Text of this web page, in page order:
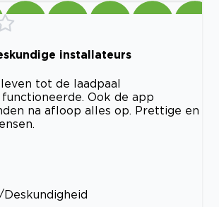
installateurs
tot de laadpaal
Ook de app
na afloop alles op. Prettige en